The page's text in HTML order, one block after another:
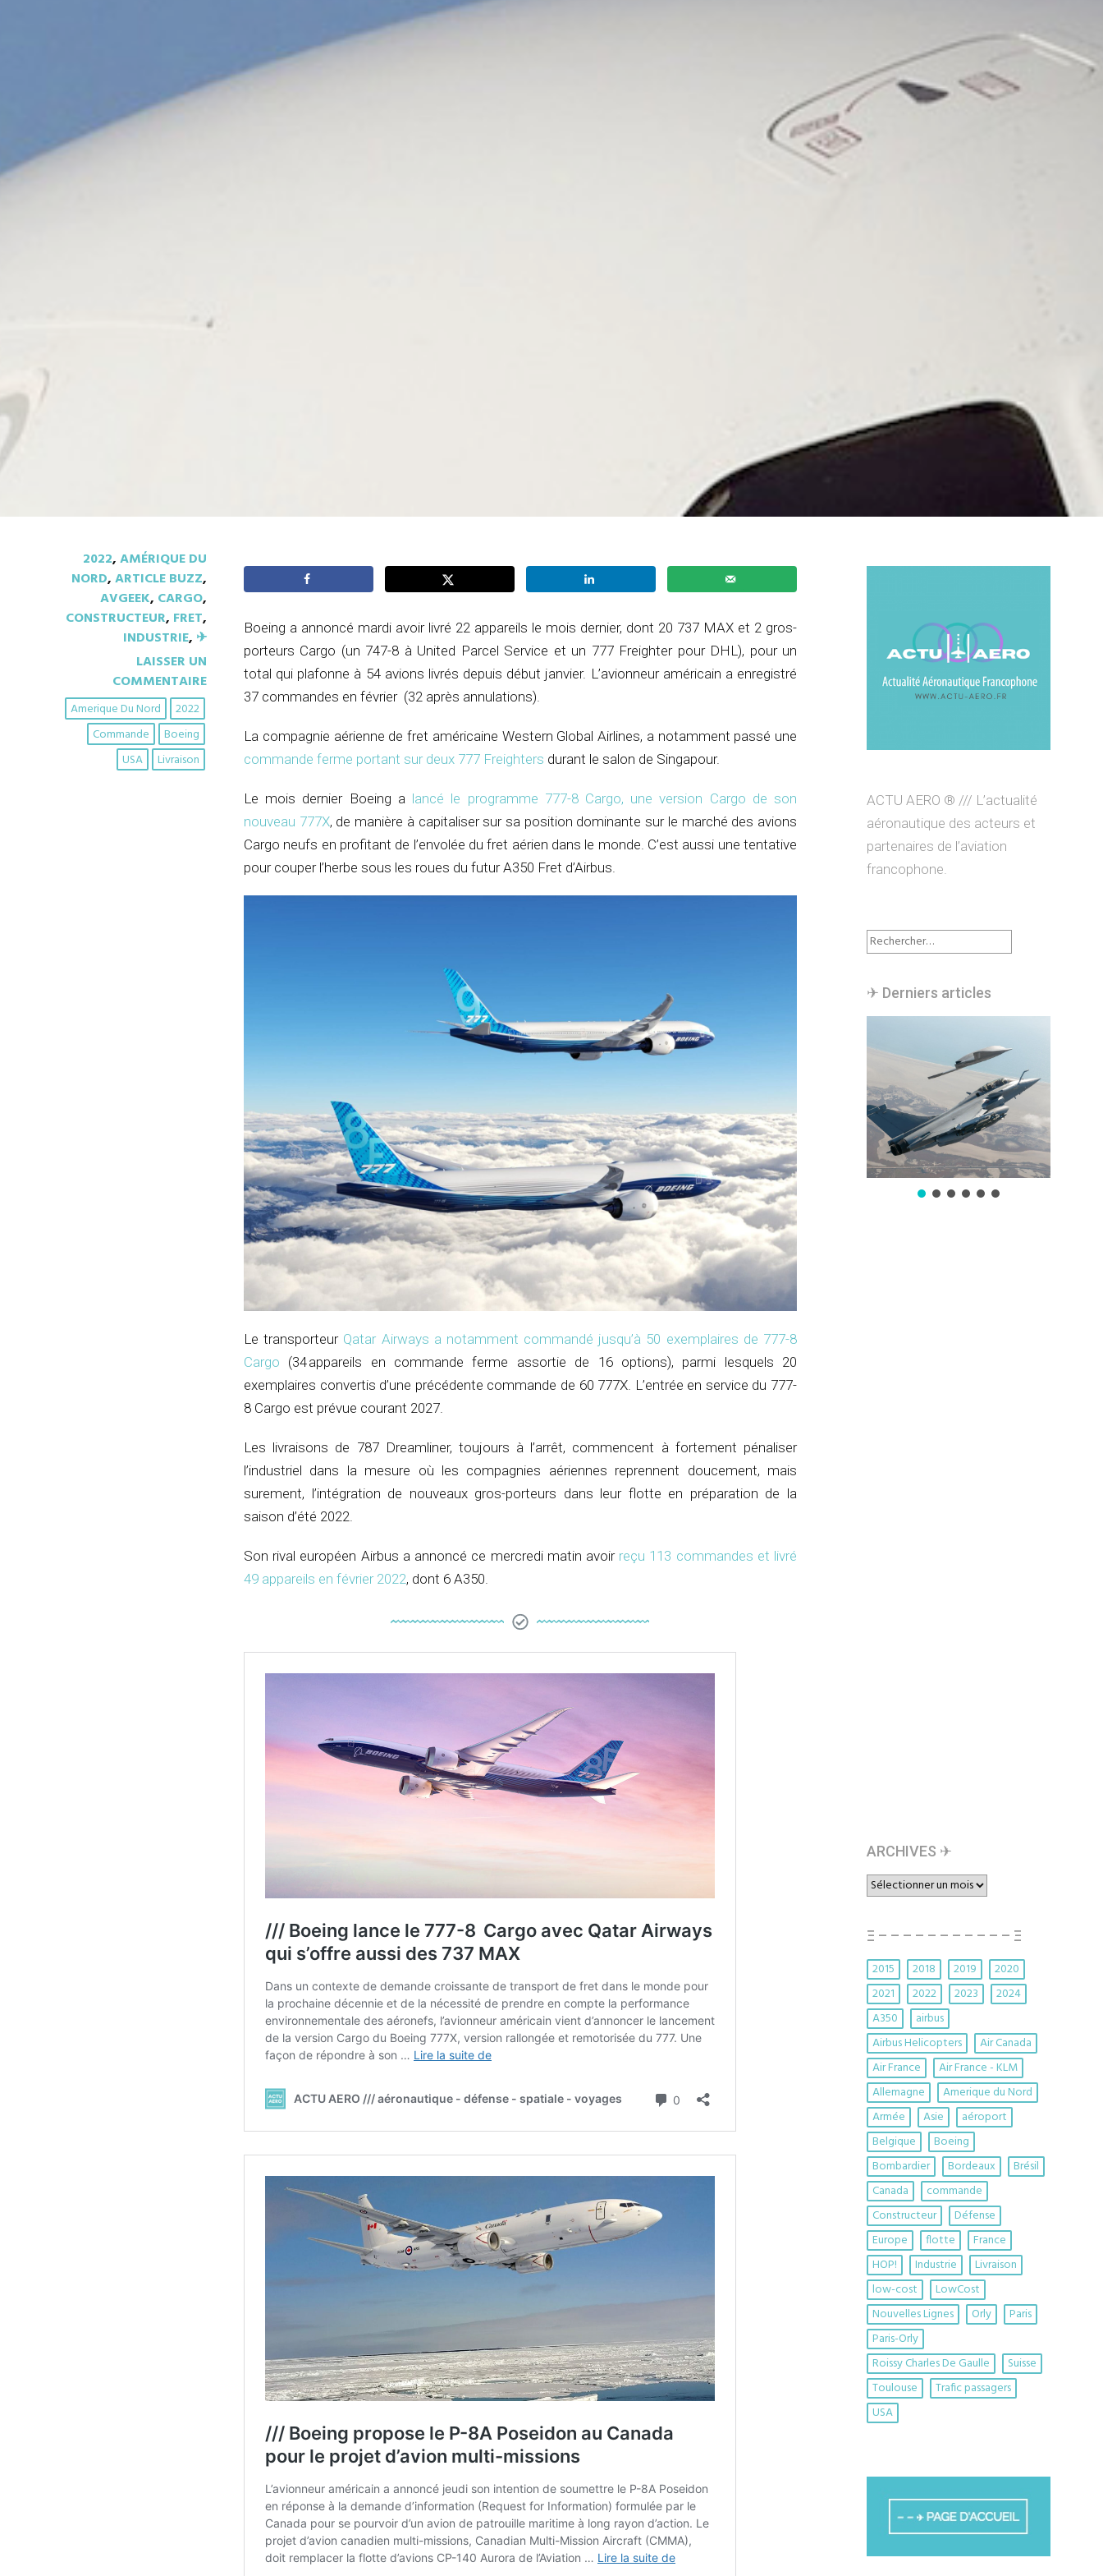
/// 22 livraisons et 37 commandes pour Boeing en février
Lire la Suite
2022,AMÉRIQUE DU
NORD,ARTICLE BUZZ,
AVGEEK, CARGO,
CONSTRUCTEUR, FRET,
INDUSTRIE, ✈︎
LAISSER UN
COMMENTAIRE
2022
Amerique Du Nord
Boeing
Commande
Livraison
USA
Boeing a annoncé mardi avoir livré 22 appareils le mois dernier, dont 20 737 MAX et 2 gros-
porteurs Cargo (un 747-8 à United Parcel Service et un 777 Freighter pour DHL), pour un
total qui plafonne à 54 avions livrés depuis début janvier. L’avionneur américain a enregistré
37 commandes en février (32 après annulations).
La compagnie aérienne de fret américaine Western Global Airlines, a notamment passé une
commande ferme portant sur deux 777 Freighters durant le salon de Singapour.
Le mois dernier Boeing alancé le programme 777-8 Cargo, une version Cargo de son
nouveau 777X, de manière à capitaliser sur sa position dominante sur le marché des avions
Cargo neufs en profitant de l’envolée du fret aérien dans le monde. C’est aussi une tentative
pour couper l’herbe sous les roues du futur A350 Fret d’Airbus.
Le transporteur Qatar Airways a notamment commandé jusqu’à 50 exemplaires de 777-8
Cargo (34 appareils en commande ferme assortie de 16 options), parmi lesquels 20
exemplaires convertis d’une précédente commande de 60 777X. L’entrée en service du 777-
8 Cargo est prévue courant 2027.
Les livraisons de 787 Dreamliner, toujours à l’arrêt, commencent à fortement pénaliser
l’industriel dans la mesure où les compagnies aériennes reprennent doucement, mais
surement, l’intégration de nouveaux gros-porteurs dans leur flotte en préparation de la
saison d’été 2022.
Son rival européen Airbus a annoncé ce mercredi matin avoir reçu 113 commandes et livré
49 appareils en février 2022, dont 6 A350.
ACTU AERO ® /// L’actualité
aéronautique des acteurs et
partenaires de l’aviation
francophone.
Rechercher :
✈︎ Derniers articles
ARCHIVES ✈︎
ARCHIVES
✈︎
Ξ – – – – – – – – – – – Ξ
2015 2018 2019
2020
2021
2022 2023
2024
A350
airbus
Airbus Helicopters
Air Canada
Air France
Air France - KLM
Allemagne
Amerique du Nord
Armée
Asie
aéroport
Belgique
Boeing
Bombardier
Bordeaux
Brésil
Canada
commande
Constructeur
Défense
Europe
flotte
France
HOP!
Industrie
Livraison
low-cost
LowCost
Nouvelles Lignes
Orly
Paris
Paris-Orly
Roissy Charles De Gaulle
Suisse
Toulouse
Trafic passagers
USA